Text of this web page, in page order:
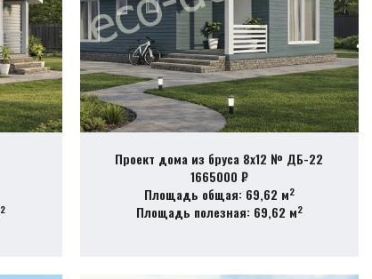
2
Проект дома из бруса 8х12 № ДБ-22
1665000 ₽
Площадь общая: 69,62 м2
Площадь полезная: 69,62 м2